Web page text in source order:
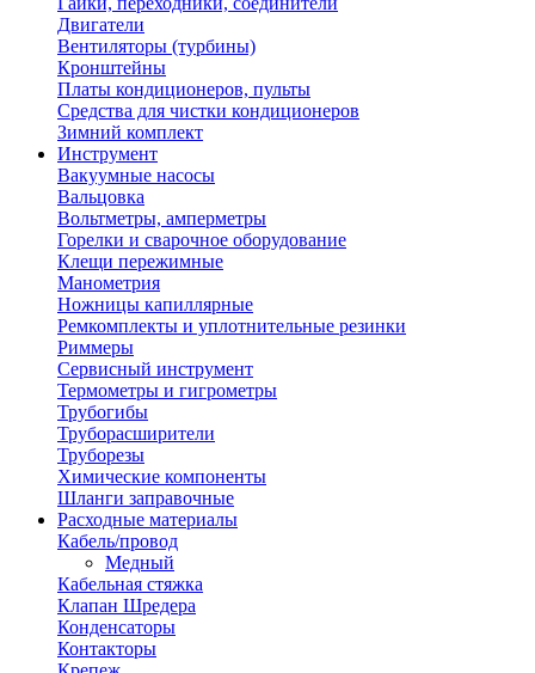
Двигатели
Вентиляторы (турбины)
Кронштейны
Платы кондиционеров, пульты
Средства для чистки кондиционеров
Зимний комплект
Инструмент
Вакуумные насосы
Вальцовка
Вольтметры, амперметры
Горелки и сварочное оборудование
Клещи пережимные
Манометрия
Ножницы капиллярные
Ремкомплекты и уплотнительные резинки
Риммеры
Сервисный инструмент
Термометры и гигрометры
Трубогибы
Труборасширители
Труборезы
Химические компоненты
Шланги заправочные
Расходные материалы
Кабель/провод
Медный
Кабельная стяжка
Клапан Шредера
Конденсаторы
Контакторы